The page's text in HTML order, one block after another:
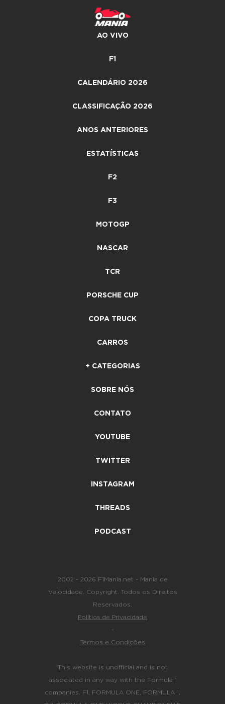
AO VIVO
F1
CALENDÁRIO 2026
CLASSIFICAÇÃO 2026
ANOS ANTERIORES
ESTATÍSTICAS
F2
F3
MOTOGP
NASCAR
TCR
PORSCHE CUP
COPA TRUCK
CARROS
+ CATEGORIAS
SOBRE NÓS
CONTATO
YOUTUBE
TWITTER
INSTAGRAM
THREADS
PODCAST
2002 - 2026 F1Mania.net - Mania de
Velocidade. Copyright. Todos os Direitos
Reservados.
Política de Privacidade
-
Termos e Condições
This website is unofficial and is not
associated in any way with the Formula 1
companies. F1, FORMULA ONE, FORMULA 1,